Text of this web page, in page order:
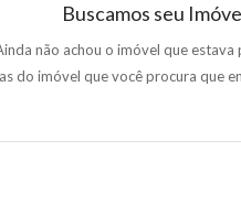
Buscamos seu
não achou o imóvel que estava
do imóvel que você procura que